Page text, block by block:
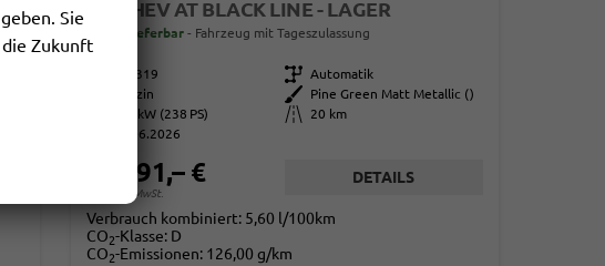
1,6 T HEV AT BLACK LINE - LAGER
sofort lieferbar Fahrzeug mit Tageszulassung
866319 Getriebe Automatik
Benzin Außenfarbe
Pine Green Matt Metallic ()
175 kW (238 PS) Kilometerstand
20 km
01.06.2026
30.791,– €
incl. 19% MwSt.
DETAILS
Verbrauch kombiniert: 5,60 l/100km
CO2-Klasse: D
CO2-Emissionen: 126,00 g/km
Sie
Zukunft